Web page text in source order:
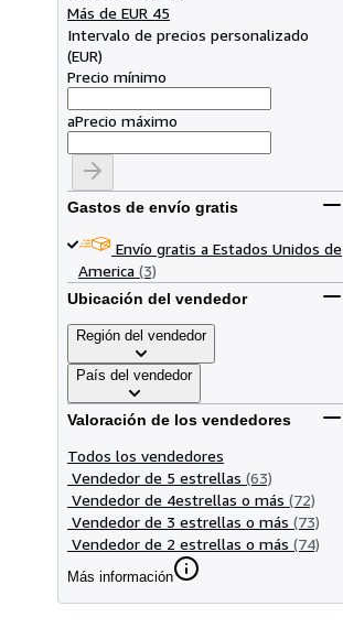
Más de EUR 45
Intervalo de precios personalizado
(EUR)
Precio mínimo
aPrecio máximo
Gastos de envío gratis
Envío gratis a Estados Unidos de
America (3)
Ubicación del vendedor
Región del vendedor
País del vendedor
Valoración de los vendedores
Todos los vendedores
Vendedor de 5 estrellas (63)
Vendedor de 4estrellas o más (72)
Vendedor de 3 estrellas o más (73)
Vendedor de 2 estrellas o más (74)
Más información